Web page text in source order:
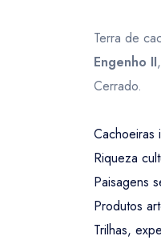
Terra de
Engenho II
Cerrado.
Cachoeiras
Riqueza
Paisagens
Produtos
Trilhas,